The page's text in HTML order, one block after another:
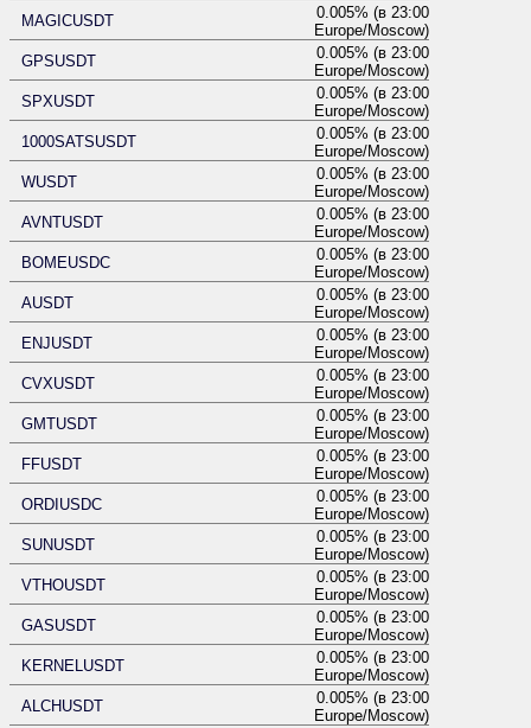
MAGICUSDT
0.005% (в 23:00
Europe/Moscow)
GPSUSDT
0.005% (в 23:00
Europe/Moscow)
SPXUSDT
0.005% (в 23:00
Europe/Moscow)
1000SATSUSDT
0.005% (в 23:00
Europe/Moscow)
WUSDT
0.005% (в 23:00
Europe/Moscow)
AVNTUSDT
0.005% (в 23:00
Europe/Moscow)
BOMEUSDC
0.005% (в 23:00
Europe/Moscow)
AUSDT
0.005% (в 23:00
Europe/Moscow)
ENJUSDT
0.005% (в 23:00
Europe/Moscow)
CVXUSDT
0.005% (в 23:00
Europe/Moscow)
GMTUSDT
0.005% (в 23:00
Europe/Moscow)
FFUSDT
0.005% (в 23:00
Europe/Moscow)
ORDIUSDC
0.005% (в 23:00
Europe/Moscow)
SUNUSDT
0.005% (в 23:00
Europe/Moscow)
VTHOUSDT
0.005% (в 23:00
Europe/Moscow)
GASUSDT
0.005% (в 23:00
Europe/Moscow)
KERNELUSDT
0.005% (в 23:00
Europe/Moscow)
ALCHUSDT
0.005% (в 23:00
Europe/Moscow)